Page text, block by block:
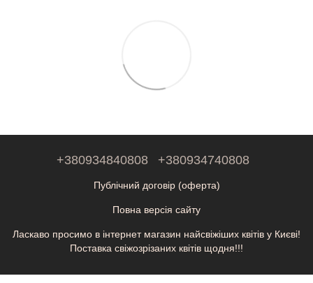
+380934840808 +380934740808
Публічний договір (оферта)
Повна версія сайту
Ласкаво просимо в інтернет магазин найсвіжіших квітів у Києві!
Поставка свіжозрізаних квітів щодня!!!